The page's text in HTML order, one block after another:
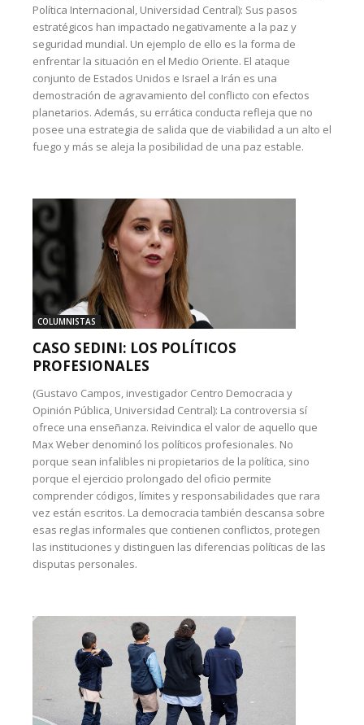
Política Internacional, Universidad Central): Sus pasos
estratégicos han impactado negativamente a la paz y
seguridad mundial. Un ejemplo de ello es la forma de
enfrentar la situación en el Medio Oriente. El ataque
conjunto de Estados Unidos e Israel a Irán es una
demostración de agravamiento del conflicto con efectos
planetarios. Además, su errática conducta refleja que no
posee una estrategia de salida que de viabilidad a un alto el
fuego y más se aleja la posibilidad de una paz estable.
COLUMNISTAS
CASO SEDINI: LOS POLÍTICOS
PROFESIONALES
(Gustavo Campos, investigador Centro Democracia y
Opinión Pública, Universidad Central): La controversia sí
ofrece una enseñanza. Reivindica el valor de aquello que
Max Weber denominó los políticos profesionales. No
porque sean infalibles ni propietarios de la política, sino
porque el ejercicio prolongado del oficio permite
comprender códigos, límites y responsabilidades que rara
vez están escritos. La democracia también descansa sobre
esas reglas informales que contienen conflictos, protegen
las instituciones y distinguen las diferencias políticas de las
disputas personales.